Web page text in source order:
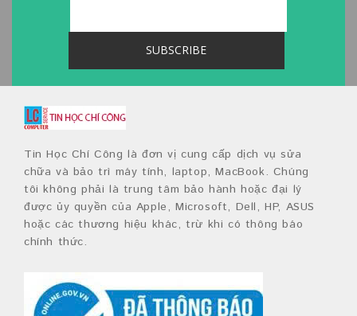
Tin Học Chí Công là đơn vị cung cấp dịch vụ sửa
chữa và bảo trì máy tính, laptop, MacBook. Chúng
tôi không phải là trung tâm bảo hành hoặc đại lý
được ủy quyền của Apple, Microsoft, Dell, HP, ASUS
hoặc các thương hiệu khác, trừ khi có thông báo
chính thức.